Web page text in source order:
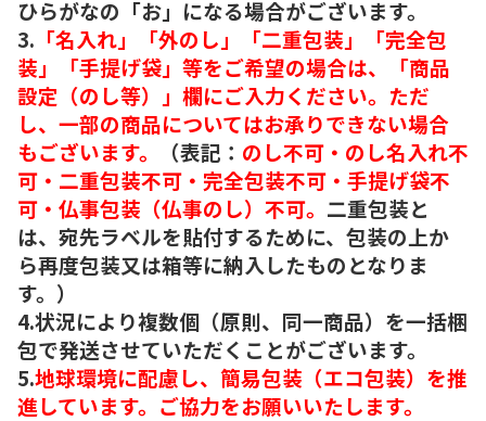
ひらがなの「お」になる場合がございます。
3. 「名入れ」「外のし」「二重包装」「完全包
装」「手提げ袋」等をご希望の場合は、「商品
設定（のし等）」欄にご入力ください。ただ
し、一部の商品についてはお承りできない場合
もございます。
（表記： のし不可・のし名入れ不
可・二重包装不可・完全包装不可・手提げ袋不
可・仏事包装（仏事のし）不可。 二重包装と
は、宛先ラベルを貼付するために、包装の上か
ら再度包装又は箱等に納入したものとなりま
す。）
4.状況により複数個（原則、同一商品）を一括梱
包で発送させていただくことがございます。
5.地球環境に配慮し、簡易包装（エコ包装）を推
進しています。ご協力をお願いいたします。